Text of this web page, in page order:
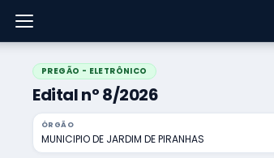
PREGÃO - ELETRÔNICO
Edital nº 8/2026
ÓRGÃO
MUNICIPIO DE JARDIM DE PIRANHAS